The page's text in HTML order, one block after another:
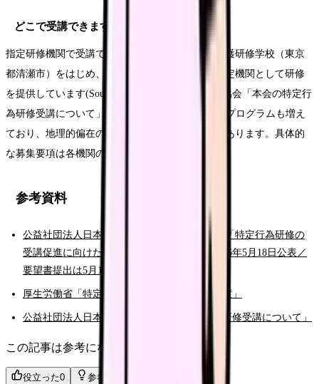
どこで受講できますか？
指定研修機関で受講できます。日本看護協会の看護研修学校（東京
都清瀬市）をはじめ、大学・病院・関連団体が指定機関として研修
を提供しています(Source: 公益社団法人日本看護協会「本会の特定行
為研修受講について」)。e ラーニングを活用するプログラムも増え
ており、地理的偏在の影響は徐々に緩和されつつあります。具体的
な募集要項は各機関のページで確認してください。
参考資料
公益社団法人日本看護協会 ニュースリリース「特定行為研修の
受講促進に向けた仕組みの構築を要望」（2026年5月18日公表／
要望書提出は5月13日）
厚生労働省「特定行為に係る看護師の研修制度」
公益社団法人日本看護協会「本会の特定行為研修受講について」
この記事は参考になりましたか？
役立った0 参考になった